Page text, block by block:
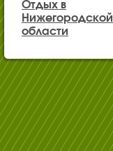
Отдых в
Нижегородской
области